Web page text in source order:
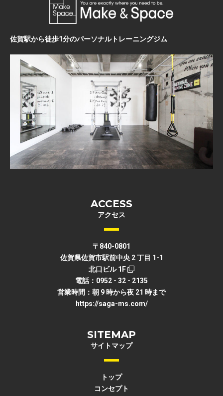
佐賀駅から徒歩1分のパーソナルトレーニングジム
ACCESS
アクセス
〒840-0801
佐賀県佐賀市駅前中央 2 丁目 1-1
北口ビル 1F
電話：0952 - 32 - 2135
営業時間：朝 9 時から夜 21 時まで
https://saga-ms.com/
SITEMAP
サイトマップ
トップ
コンセプト